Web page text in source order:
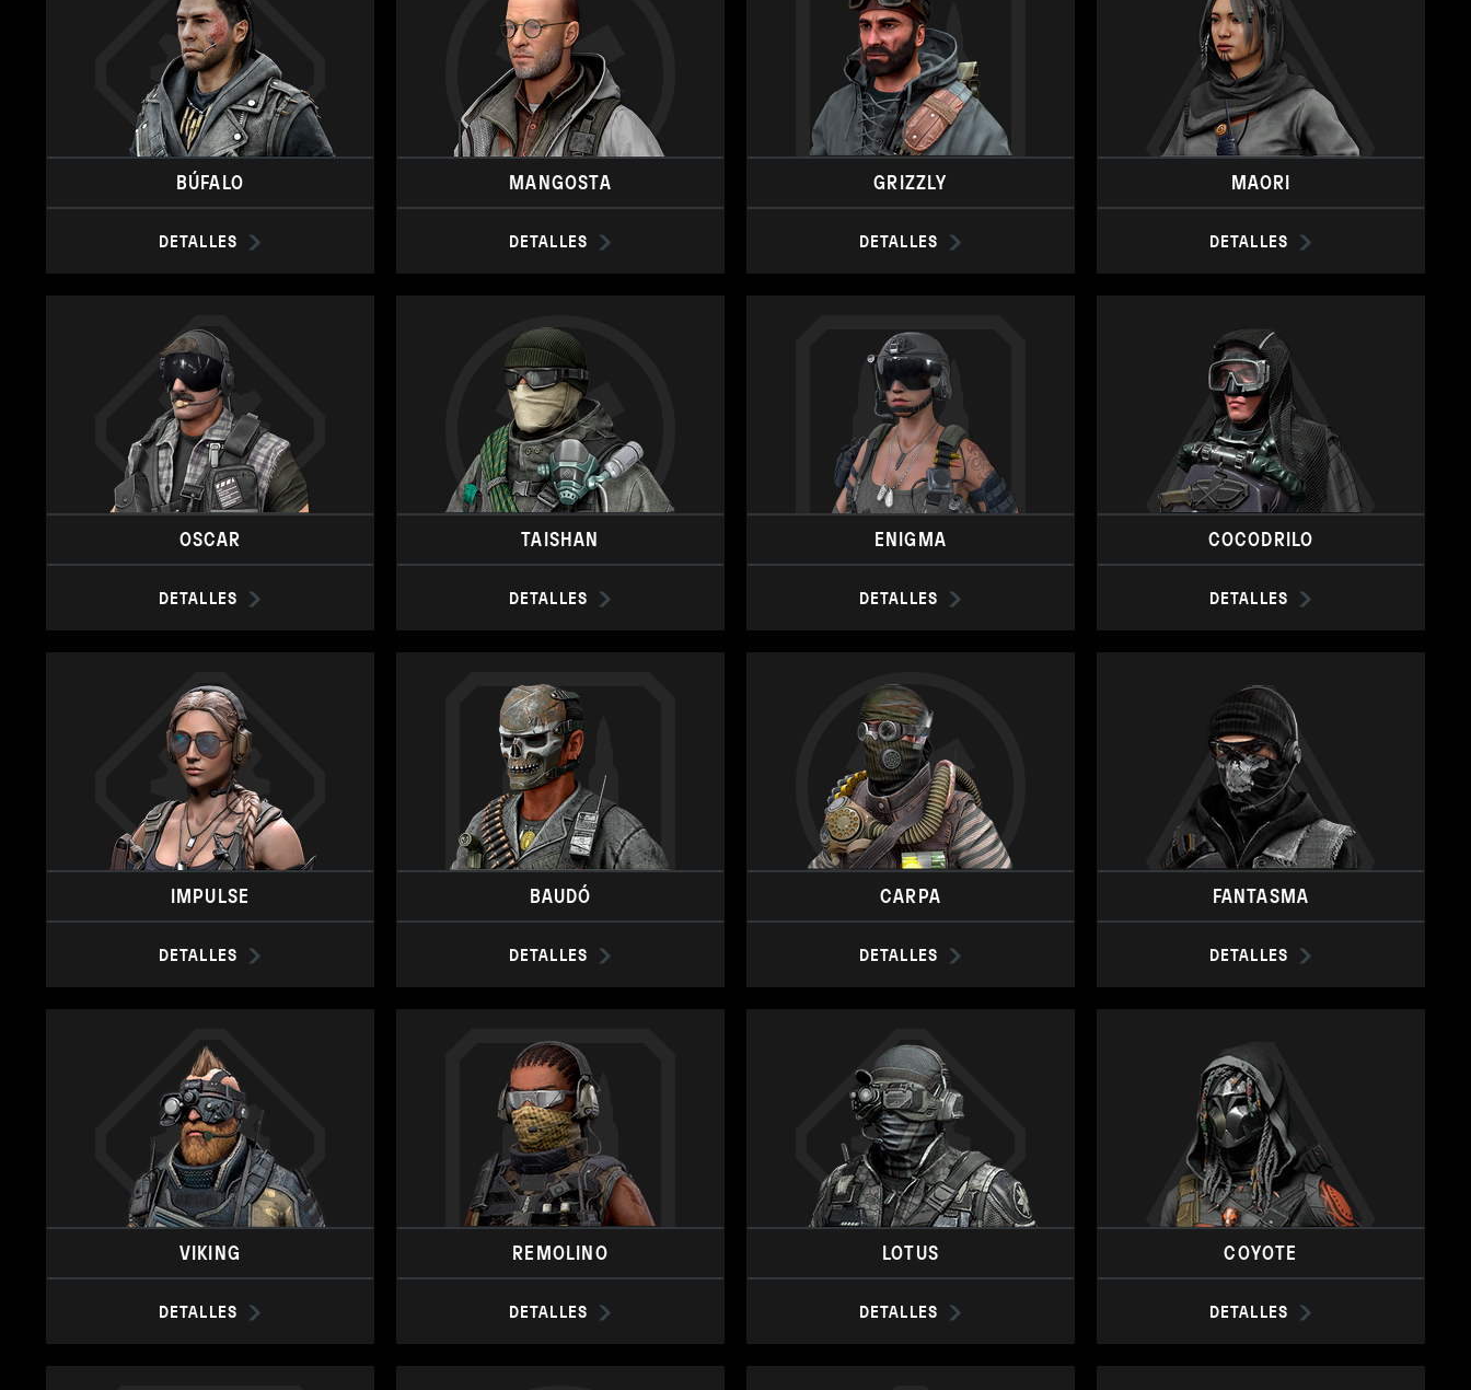
BÚFALO
DETALLES
MANGOSTA
DETALLES
GRIZZLY
DETALLES
MAORI
DETALLES
OSCAR
DETALLES
TAISHAN
DETALLES
ENIGMA
DETALLES
COCODRILO
DETALLES
IMPULSE
DETALLES
BAUDÓ
DETALLES
CARPA
DETALLES
FANTASMA
DETALLES
VIKING
DETALLES
REMOLINO
DETALLES
LOTUS
DETALLES
COYOTE
DETALLES